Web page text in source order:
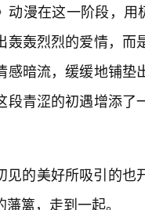
动漫在这一阶段，
轰轰烈烈的爱情，
感暗流，缓缓地铺
段青涩的初遇增添
见的美好所吸引的
篱，走到一起。